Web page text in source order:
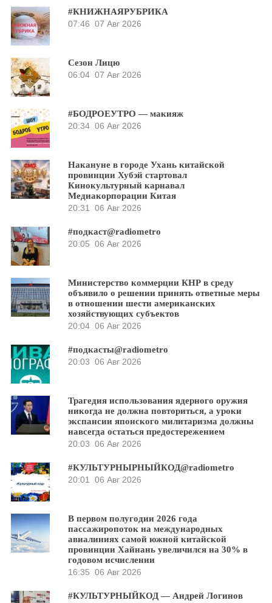
#КНИЖНАЯРУБРИКА
07:46 07 Авг 2026
Сезон Лицю
06:04 07 Авг 2026
#БОДРОЕУТРО — макияж
20:34 06 Авг 2026
Накануне в городе Ухань китайской
провинции Хубэй стартовал
Кинокультурный карнавал
Медиакорпорации Китая
20:31
06 Авг 2026
#подкаст@radiometro
20:05 06 Авг 2026
Министерство коммерции КНР в среду
объявило о решении принять ответные меры
в отношении шести американских
хозяйствующих субъектов
20:04 06 Авг 2026
#подкасты@radiometro
20:03 06 Авг 2026
Трагедия использования ядерного оружия
никогда не должна повториться, а уроки
экспансии японского милитаризма должны
навсегда остаться предостережением
20:03 06 Авг 2026
#КУЛЬТУРНЫРНЫЙКОД@radiometro
20:01
06 Авг 2026
В первом полугодии 2026 года
пассажиропоток на международных
авиалиниях самой южной китайской
провинции Хайнань увеличился на 30% в
годовом исчислении
16:35 06 Авг 2026
#КУЛЬТУРНЫЙКОД — Андрей Логинов